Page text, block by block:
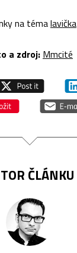
na témalavička
a zdroj: Mmcité
ČLÁNKU